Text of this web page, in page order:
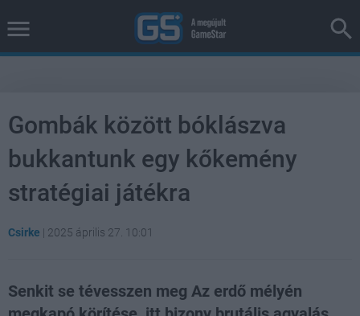
Gombák között bóklászva
bukkantunk egy kőkemény
stratégiai játékra
Csirke | 2025 április 27. 10:01
Senkit se tévesszen meg Az erdő mélyén